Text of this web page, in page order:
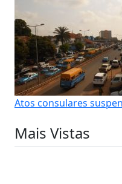
Atos consulares
Mais Vistas